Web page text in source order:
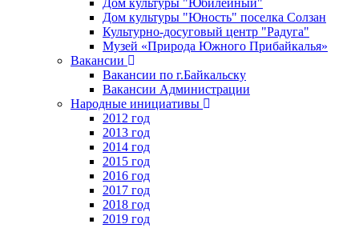
Дом культуры "Юность" поселка Солзан
Культурно-досуговый центр "Радуга"
Музей «Природа Южного Прибайкалья»
Вакансии
Вакансии по г.Байкальску
Вакансии Администрации
Народные инициативы
2012 год
2013 год
2014 год
2015 год
2016 год
2017 год
2018 год
2019 год